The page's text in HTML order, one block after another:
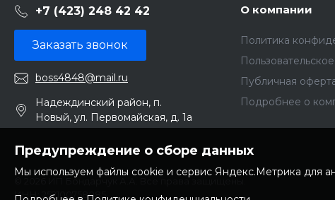
+7 (423) 248 42 42
Заказать звонок
boss4848@mail.ru
Надеждинский район, п.
Новый, ул. Первомайская, д. 1а
О компании
Политика
Публичная
Подробнее о
© 2026 ИП Бондарчук А.А. Все права защищены.
ИНН: 252100758085
Предупреждение о сборе данных
Мы используем файлы cookie и сервис Яндекс.Метрика для